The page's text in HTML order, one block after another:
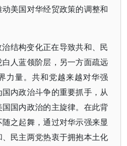
美国对华经贸政策的调整和
结构变化正在导致共和、民
人蓝领阶层，另一方面疏远
力量。共和党越来越对华强
内政治斗争的重要抓手，从
国内政治的主旋律。在此背
之起舞，通过对华示强来显
民主两党热衷于拥抱本土化